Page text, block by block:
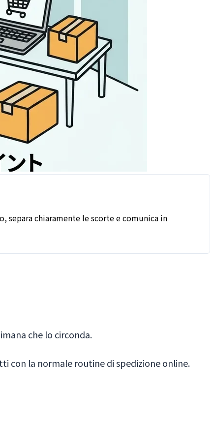
separa chiaramente le scorte e comunica in
che lo circonda.
con la normale routine di spedizione online.